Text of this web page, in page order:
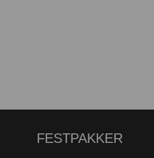
FESTPAKKER